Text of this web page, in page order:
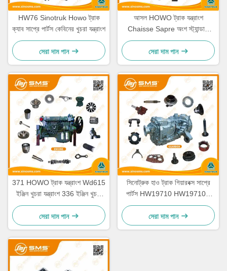
HW76 Sinotruk Howo ট্রাক
ক্যাব সাপ্রে পার্টস কেবিনের খুচরা যন্ত্রাংশ
সেরা দাম পান
আসল HOWO ট্রাক যন্ত্রাংশ
Chaisse Sapre অংশ স্ট্যান্ডার্ড
আকার
সেরা দাম পান
371 HOWO ট্রাক যন্ত্রাংশ Wd615
ইঞ্জিন খুচরা যন্ত্রাংশ 336 ইঞ্জিন খুচরা
যন্ত্রাংশ
সেরা দাম পান
সিনোট্রুক হাও ট্রাক গিয়ারবক্স সাপ্রে
পার্টস HW19710 HW19710T
HW19712
সেরা দাম পান